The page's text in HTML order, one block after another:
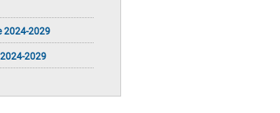
2024-2029
2029